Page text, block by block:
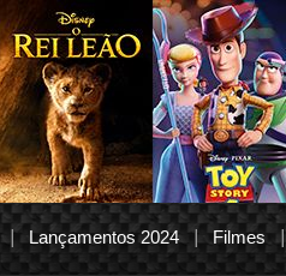
Lançamentos 2024 Filmes